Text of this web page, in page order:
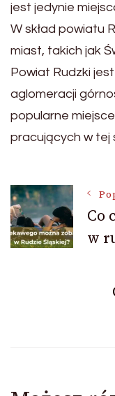
jest jedynie
W skład powiatu
miast, takich jak
Powiat Rudzki
aglomeracji
popularne
pracujących w tej
wpisu
Co
w